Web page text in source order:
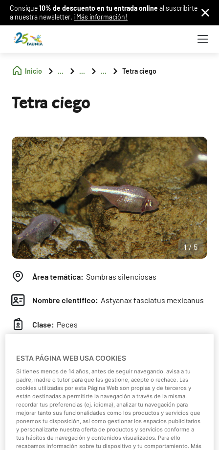
Consigue10% de descuento en tu entrada onlineal suscribirte
a nuestra newsletter. ¡Más información!
Inicio ... ... ... Tetra ciego
Tetra ciego
1/5
Área temática: Sombras silenciosas
Nombre científico: Astyanax fasciatus mexicanus
Clase: Peces
Hábitat: Ríos, marismas, pantanos y lagos
Dieta:Omnívoro
Peso: /
Tamaño:9 a 12 cm
ESTA PÁGINA WEB USA COOKIES
Si tienes menos de 14 años, antes de seguir navegando, avisa a tu
padre, madre o tutor para que las gestione, acepte o rechace. Las
cookies utilizadas por esta Página Web son propias y de terceros y
están destinadas a permitirte la navegación a través de la misma,
recordar tus preferencias (ej. idioma), analizar tu navegación para
mejorar tanto sus funcionalidades como los productos y servicios que
ponemos tu disposición, así como gestionar los espacios publicitarios
y personalizarte nuestra oferta de productos y servicios conforme a
tus hábitos de navegación y contenidos visualizados. Para ello
recabamos información sobre tu dispositivo y tu comportamiento. Más